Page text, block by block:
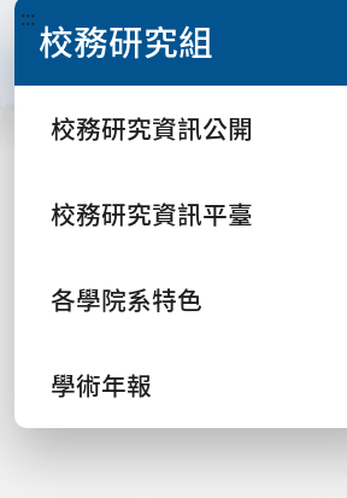
::: 校務研究組
校務研究資訊公開
校務研究資訊平臺
各學院系特色
學術年報